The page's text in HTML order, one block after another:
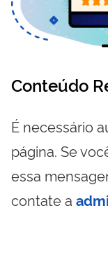
Conteúdo
É necessário
página. Se
essa
contate a